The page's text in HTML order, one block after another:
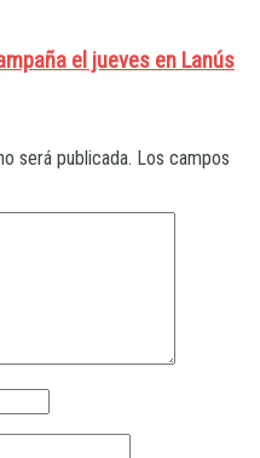
el jueves en Lanús
será publicada. Los campos